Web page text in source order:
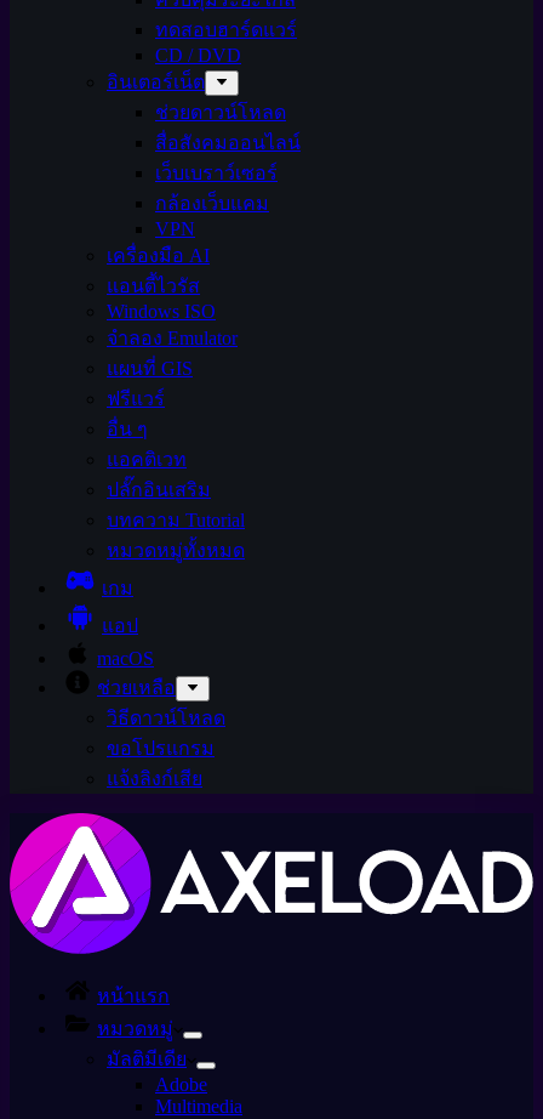
ทดสอบฮาร์ดแวร์
CD / DVD
อินเตอร์เน็ต
ช่วยดาวน์โหลด
สื่อสังคมออนไลน์
เว็บเบราว์เซอร์
กล้องเว็บแคม
VPN
เครื่องมือ AI
แอนตี้ไวรัส
Windows ISO
จำลอง Emulator
แผนที่ GIS
ฟรีแวร์
อื่น ๆ
แอคติเวท
ปลั๊กอินเสริม
บทความ Tutorial
หมวดหมู่ทั้งหมด
เกม
แอป
macOS
ช่วยเหลือ
วิธีดาวน์โหลด
ขอโปรแกรม
แจ้งลิงก์เสีย
หน้าแรก
หมวดหมู่
มัลติมีเดีย
Adobe
Multimedia